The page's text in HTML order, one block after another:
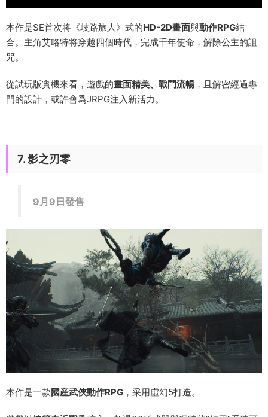
本作是SE首次将《歧路旅人》式的HD-2D畫面與動作RPG結
合。主角艾略特将穿越四個時代，完成千年使命，解除公主的詛
咒。
從試玩版實機來看，遊戲的畫面精美、戰鬥流暢 ，且解密經過專
門的設計，或許會爲JRPG注入新活力。
7. 影之刃零
9月9日發售
本作是一款國産武俠動作RPG ，采用虛幻5打造。